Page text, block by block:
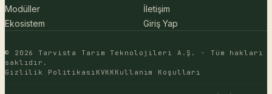
Modüller
Ekosistem
İletişim
Giriş Yap
© 2026 Tarvista Tarım Teknolojileri A.Ş. · Tüm hakları
saklıdır.
Gizlilik Politikası KVKK Kullanım Koşulları